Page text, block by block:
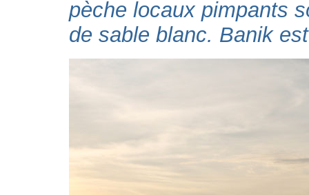
pèche locaux pimpants
de sable blanc. Banik